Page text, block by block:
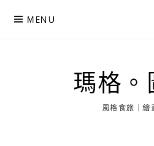
MENU
瑪格。
風格食旅｜繪